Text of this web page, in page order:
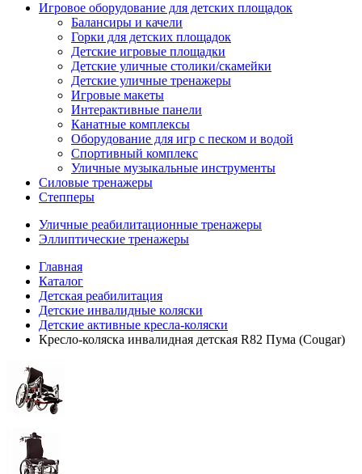
Игровое оборудование для детских площадок
Балансиры и качели
Горки для детских площадок
Детские игровые площадки
Детские уличные столики/скамейки
Детские уличные тренажеры
Игровые макеты
Интерактивные панели
Канатные комплексы
Оборудование для игр с песком и водой
Спортивный комплекс
Уличные музыкальные инструменты
Силовые тренажеры
Степперы
Уличные реабилитационные тренажеры
Эллиптические тренажеры
Главная
Каталог
Детская реабилитация
Детские инвалидные коляски
Детские активные кресла-коляски
Кресло-коляска инвалидная детская R82 Пума (Cougar)